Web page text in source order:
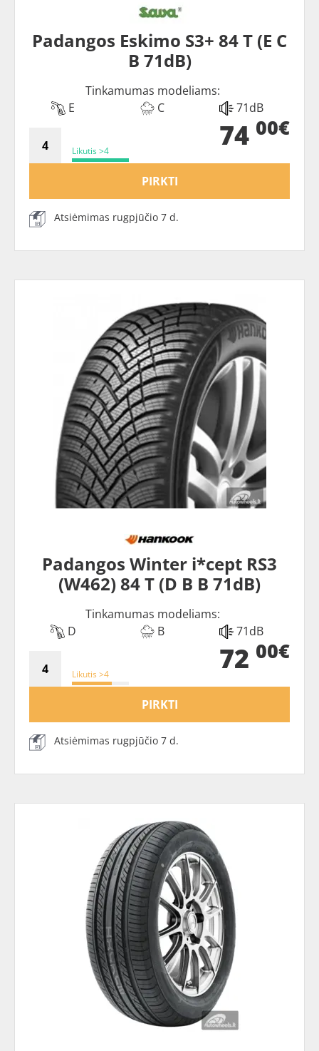
Padangos Eskimo S3+ 84 T (E C
B 71dB)
Tinkamumas modeliams:
E
C 71dB
Likutis >4 74 00€
PIRKTI
Atsiėmimas rugpjūčio 7 d.
Padangos Winter i*cept RS3
(W462) 84 T (D B B 71dB)
Tinkamumas modeliams:
D
B 71dB
Likutis >4 72 00€
PIRKTI
Atsiėmimas rugpjūčio 7 d.